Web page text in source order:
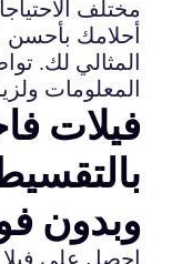
مختلف
أحلامك بأحسن
المثالي لك.
المعلومات
فيلات
وبدون
احصل على فيلا